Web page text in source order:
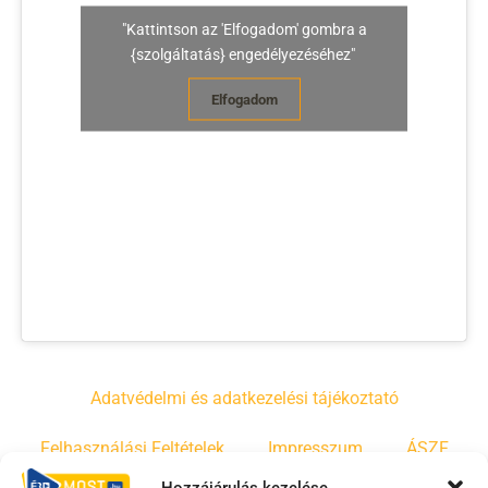
"Kattintson az 'Elfogadom' gombra a
{szolgáltatás} engedélyezéséhez"
Elfogadom
Adatvédelmi és adatkezelési tájékoztató
Felhasználási Feltételek Impresszum ÁSZF